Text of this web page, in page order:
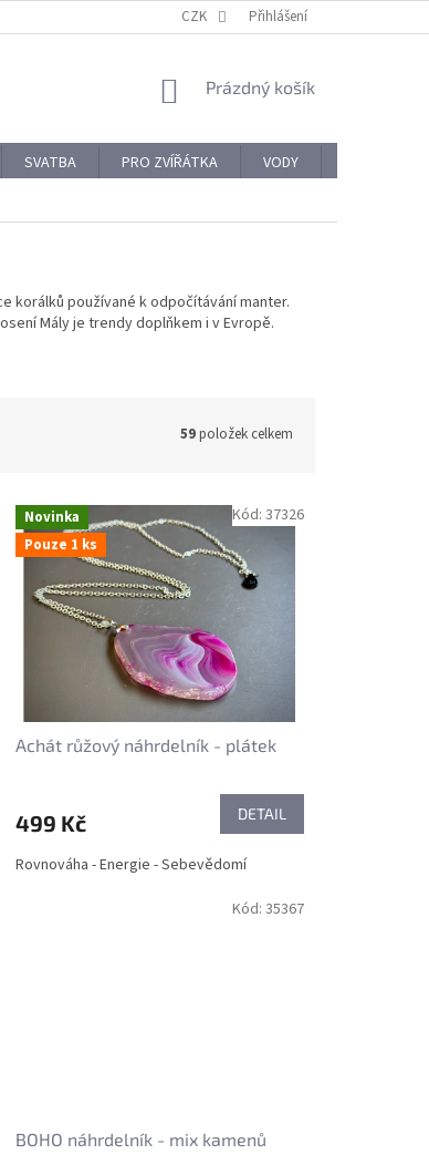
REKLAMACE A VRÁCENÍ ZBOŽÍ
CZK Přihlášení
NÁKUPNÍ
Prázdný košík
SVATBA PRO ZVÍŘÁTKA VODY
korálků používané k odpočítávání manter.
Mály je trendy doplňkem i v Evropě.
59položek celkem
Novinka
Pouze 1 ks
Achát růžový náhrdelník - plátek
499 Kč DETAIL
Rovnováha - Energie - Sebevědomí
Kód: 37326
BOHO náhrdelník - mix kamenů
Kód: 35367